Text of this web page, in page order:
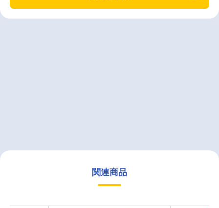
関連商品